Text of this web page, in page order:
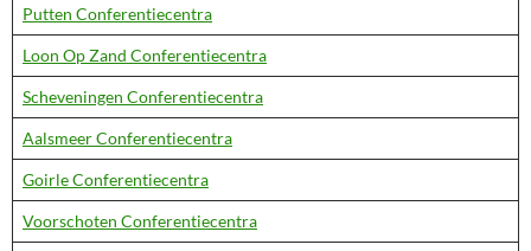
Putten Conferentiecentra
Loon Op Zand Conferentiecentra
Scheveningen Conferentiecentra
Aalsmeer Conferentiecentra
Goirle Conferentiecentra
Voorschoten Conferentiecentra